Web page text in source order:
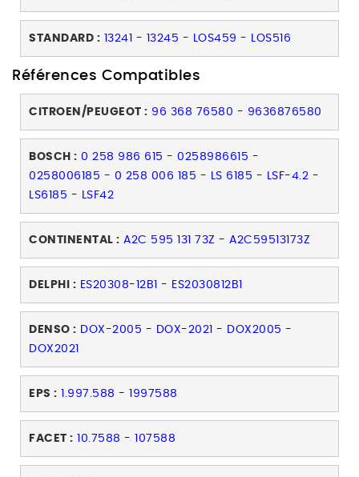
STANDARD : 13241 - 13245 - LOS459 - LOS516
Références Compatibles
CITROEN/PEUGEOT : 96 368 76580 - 9636876580
BOSCH : 0 258 986 615 - 0258986615 -
0258006185 - 0 258 006 185 - LS 6185 - LSF-4.2 -
LS6185 - LSF42
CONTINENTAL : A2C 595 131 73Z - A2C59513173Z
DELPHI : ES20308-12B1 - ES2030812B1
DENSO : DOX-2005 - DOX-2021 - DOX2005 -
DOX2021
EPS : 1.997.588 - 1997588
FACET : 10.7588 - 107588